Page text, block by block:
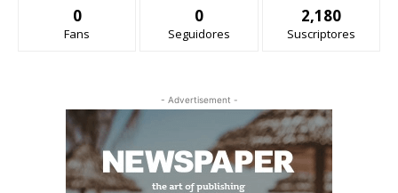
0
Fans
0
Seguidores
2,180
Suscriptores
- Advertisement -